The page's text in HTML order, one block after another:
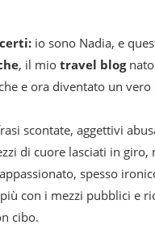
io sono Nadia, e
, il mio travel blognato
e ora diventato un
scontate, aggettivi
di cuore lasciati in giro,
spesso
con i mezzi pubblici e
cibo.